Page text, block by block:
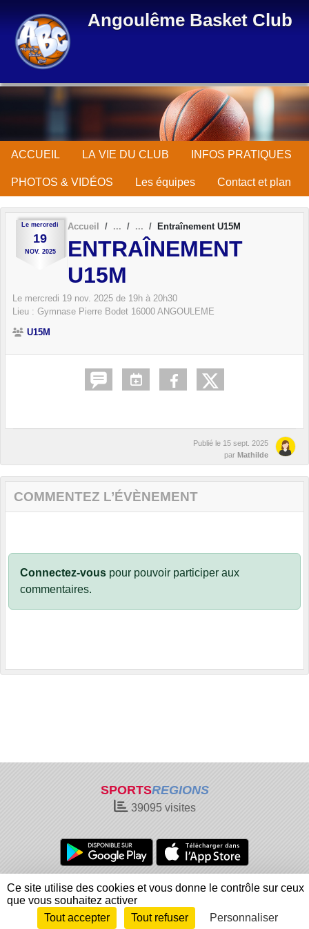
Angoulême Basket Club
ACCUEIL LA VIE DU CLUB INFOS PRATIQUES
PHOTOS & VIDÉOS Les équipes Contact et plan
Le mercredi
19
NOV. 2025
Accueil Entraînement U15M
ENTRAÎNEMENT
U15M
Le mercredi 19 nov. 2025 de 19h à 20h30
Lieu : Gymnase Pierre Bodet 16000 ANGOULEME
U15M
Publié le 15 sept. 2025
par Mathilde
COMMENTEZ L’ÉVÈNEMENT
Connectez-vous pour pouvoir participer aux
commentaires.
SPORTSREGIONS
39095visites
Charte cookies
Gestion des cookies
Informations légales
Signaler un contenu inapproprié
Envie de participer ?
Connexion
Ce site utilise des cookies et vous donne le contrôle sur ceux
que vous souhaitez activer
Tout accepter
Tout refuser Personnaliser